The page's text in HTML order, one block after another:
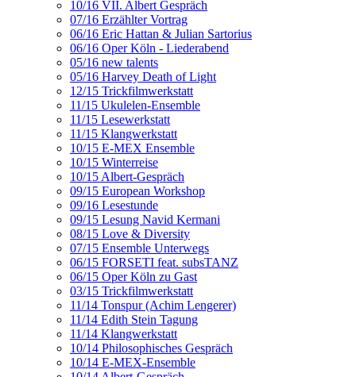
10/16 VII. Albert Gespräch
07/16 Erzählter Vortrag
06/16 Eric Hattan & Julian Sartorius
06/16 Oper Köln - Liederabend
05/16 new talents
05/16 Harvey Death of Light
12/15 Trickfilmwerkstatt
11/15 Ukulelen-Ensemble
11/15 Lesewerkstatt
11/15 Klangwerkstatt
10/15 E-MEX Ensemble
10/15 Winterreise
10/15 Albert-Gespräch
09/15 European Workshop
09/16 Lesestunde
09/15 Lesung Navid Kermani
08/15 Love & Diversity
07/15 Ensemble Unterwegs
06/15 FORSETI feat. subsTANZ
06/15 Oper Köln zu Gast
03/15 Trickfilmwerkstatt
11/14 Tonspur (Achim Lengerer)
11/14 Edith Stein Tagung
11/14 Klangwerkstatt
10/14 Philosophisches Gespräch
10/14 E-MEX-Ensemble